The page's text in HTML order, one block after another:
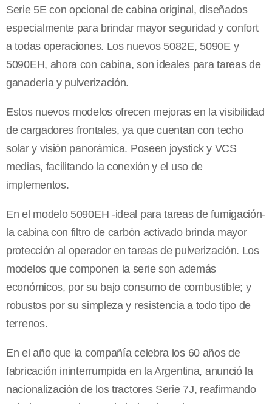
Serie 5E con opcional de cabina original, diseñados
especialmente para brindar mayor seguridad y confort
a todas operaciones. Los nuevos 5082E, 5090E y
5090EH, ahora con cabina, son ideales para tareas de
ganadería y pulverización.
Estos nuevos modelos ofrecen mejoras en la visibilidad
de cargadores frontales, ya que cuentan con techo
solar y visión panorámica. Poseen joystick y VCS
medias, facilitando la conexión y el uso de
implementos.
En el modelo 5090EH -ideal para tareas de fumigación-
la cabina con filtro de carbón activado brinda mayor
protección al operador en tareas de pulverización. Los
modelos que componen la serie son además
económicos, por su bajo consumo de combustible; y
robustos por su simpleza y resistencia a todo tipo de
terrenos.
En el año que la compañía celebra los 60 años de
fabricación ininterrumpida en la Argentina, anunció la
nacionalización de los tractores Serie 7J, reafirmando